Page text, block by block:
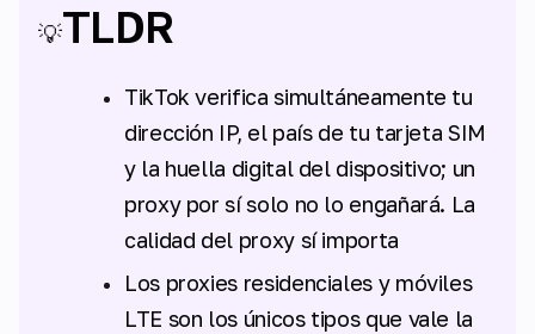
💡TLDR
TikTok verifica simultáneamente tu
dirección IP, el país de tu tarjeta SIM
y la huella digital del dispositivo; un
proxy por sí solo no lo engañará. La
calidad del proxy sí importa
Los proxies residenciales y móviles
LTE son los únicos tipos que vale la